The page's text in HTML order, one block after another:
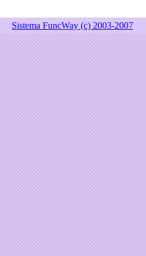
Sistema FuncWay (c) 2003-2007